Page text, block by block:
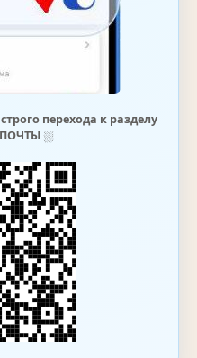
перехода к разделу
⛆